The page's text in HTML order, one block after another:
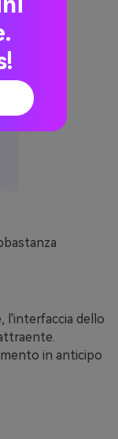
l'interfaccia dello
in anticipo